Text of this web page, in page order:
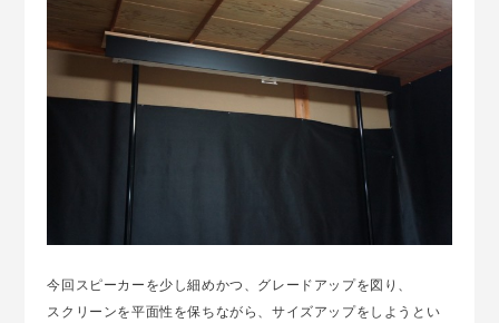
今回スピーカーを少し細めかつ、グレードアップを図り、
スクリーンを平面性を保ちながら、サイズアップをしようとい